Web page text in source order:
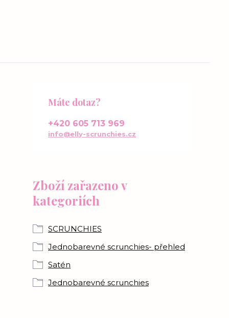
Zboží zařazeno v
kategoriích
SCRUNCHIES
Jednobarevné scrunchies- přehled
Satén
Jednobarevné scrunchies
Máte dotaz?
+420 605 713 969
info@elly-scrunchies.cz